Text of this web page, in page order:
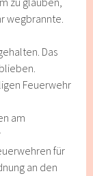
wegbrannte.
Das
Feuerwehr
am
für
an den